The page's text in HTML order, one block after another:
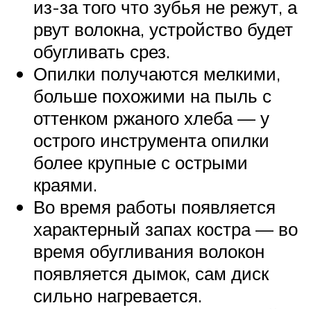
из-за того что зубья не режут, а
рвут волокна, устройство будет
обугливать срез.
Опилки получаются мелкими,
больше похожими на пыль с
оттенком ржаного хлеба — у
острого инструмента опилки
более крупные с острыми
краями.
Во время работы появляется
характерный запах костра — во
время обугливания волокон
появляется дымок, сам диск
сильно нагревается.